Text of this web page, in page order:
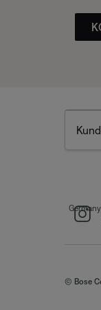
Germany
© Bose